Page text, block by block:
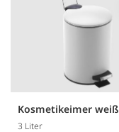
Kosmetikeimer weiß
3 Liter